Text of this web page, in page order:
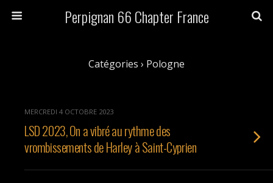
Perpignan 66 Chapter France
Catégories › Pologne
MERCREDI 4 OCTOBRE 2023
LSD 2023, On a vibré au rythme des
vrombissements de Harley à Saint-Cyprien